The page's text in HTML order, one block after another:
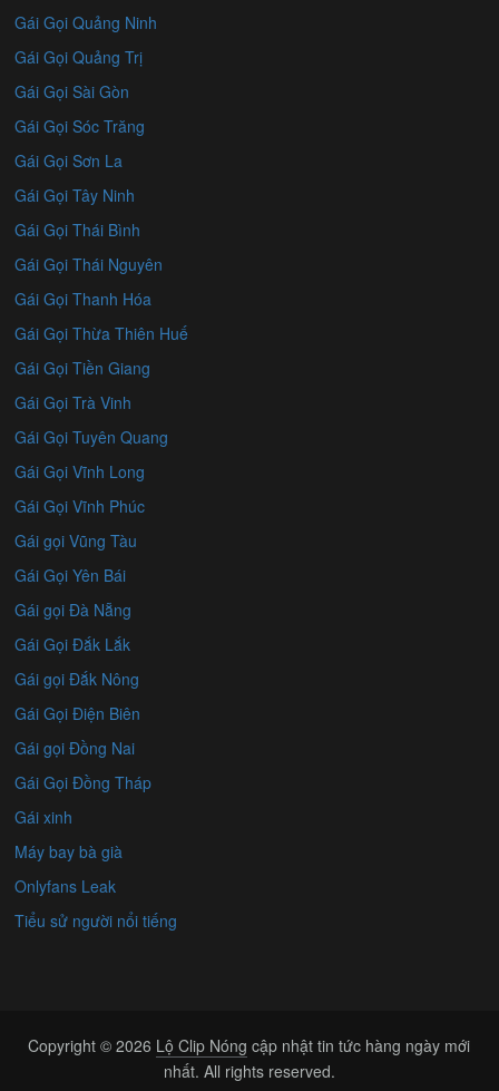
Gái Gọi Quảng Ninh
Gái Gọi Quảng Trị
Gái Gọi Sài Gòn
Gái Gọi Sóc Trăng
Gái Gọi Sơn La
Gái Gọi Tây Ninh
Gái Gọi Thái Bình
Gái Gọi Thái Nguyên
Gái Gọi Thanh Hóa
Gái Gọi Thừa Thiên Huế
Gái Gọi Tiền Giang
Gái Gọi Trà Vinh
Gái Gọi Tuyên Quang
Gái Gọi Vĩnh Long
Gái Gọi Vĩnh Phúc
Gái gọi Vũng Tàu
Gái Gọi Yên Bái
Gái gọi Đà Nẵng
Gái Gọi Đắk Lắk
Gái gọi Đắk Nông
Gái Gọi Điện Biên
Gái gọi Đồng Nai
Gái Gọi Đồng Tháp
Gái xinh
Máy bay bà già
Onlyfans Leak
Tiểu sử người nổi tiếng
Copyright © 2026 Lộ Clip Nóng cập nhật tin tức hàng ngày mới
nhất. All rights reserved.